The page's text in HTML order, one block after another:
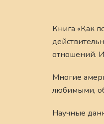
Книга «Как
отношений.
Многие
любимыми,
Научные